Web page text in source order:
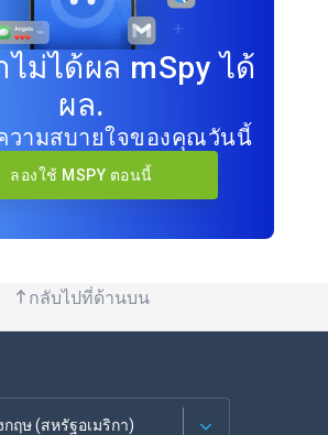
ไม่ได้ผล mSpy ได้
ผล.
วามสบายใจของคุณวันนี้
ลองใช้ MSPY ตอนนี้
กลับไปที่ด้านบน
ฤษ (สหรัฐอเมริกา)